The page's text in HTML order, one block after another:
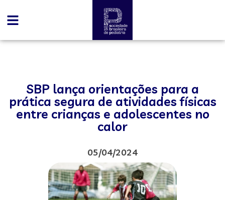
SBP lança orientações para a
prática segura de atividades físicas
entre crianças e adolescentes no
calor
05/04/2024